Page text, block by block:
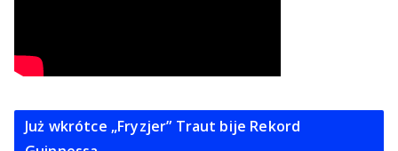
Już wkrótce „Fryzjer” Traut bije Rekord